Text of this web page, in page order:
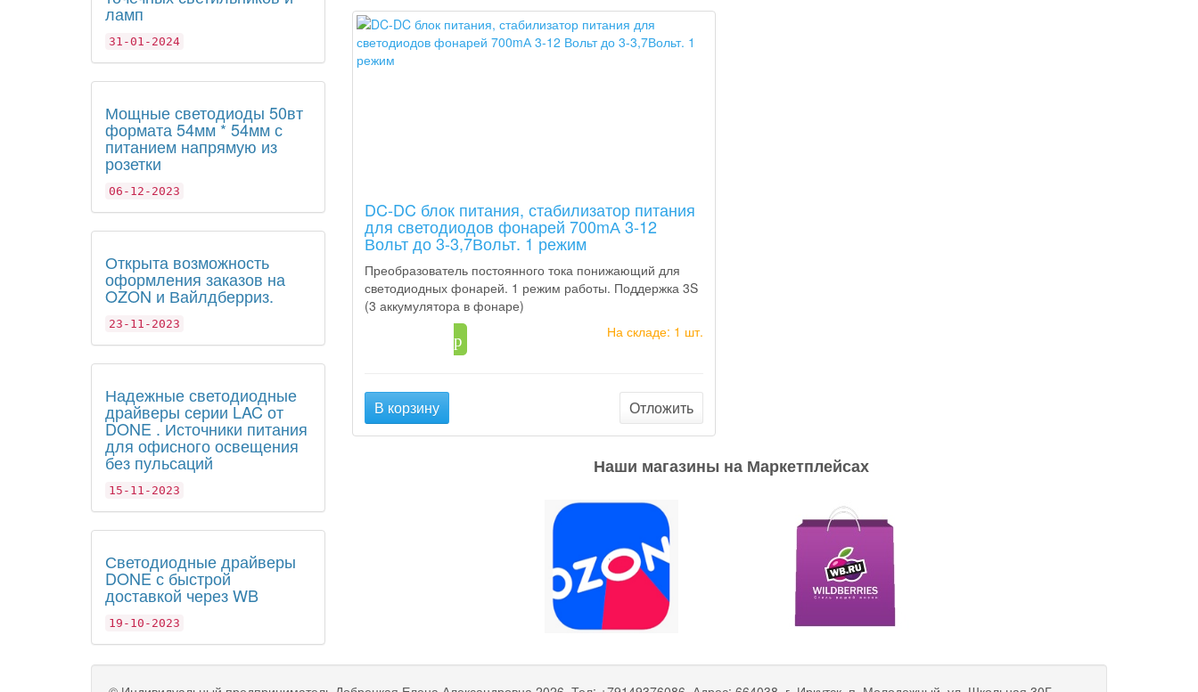
ламп
31-01-2024
Мощные светодиоды 50вт
формата 54мм * 54мм с
питанием напрямую из
розетки
06-12-2023
Открыта возможность
оформления заказов на
OZON и Вайлдберриз.
23-11-2023
Надежные светодиодные
драйверы серии LAC от
DONE . Источники питания
для офисного освещения
без пульсаций
15-11-2023
Светодиодные драйверы
DONE с быстрой
доставкой через WB
19-10-2023
DC-DC блок питания, стабилизатор питания
для светодиодов фонарей 700mА 3-12
Вольт до 3-3,7Вольт. 1 режим
Преобразователь постоянного тока понижающий для
светодиодных фонарей. 1 режим работы. Поддержка 3S
(3 аккумулятора в фонаре)
p На складе: 1 шт.
В корзину Отложить
Наши магазины на Маркетплейсах